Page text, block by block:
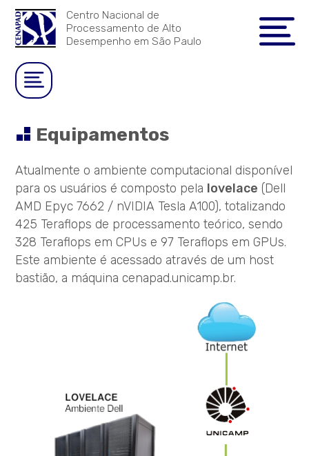
Centro Nacional de
Processamento de Alto
Desempenho em São Paulo
Equipamentos
Atualmente o ambiente computacional disponível
para os usuários é composto pela lovelace (Dell
AMD Epyc 7662 / nVIDIA Tesla A100), totalizando
425 Teraflops de processamento teórico, sendo
328 Teraflops em CPUs e 97 Teraflops em GPUs.
Este ambiente é acessado através de um host
bastião, a máquina cenapad.unicamp.br.